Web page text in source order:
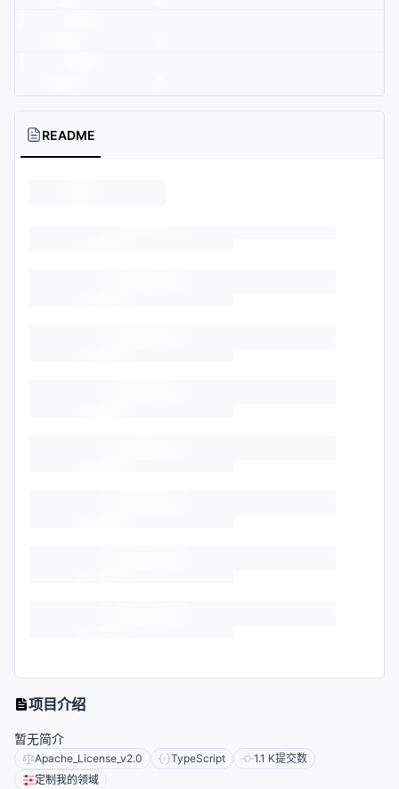
README
项目介绍
暂无简介
Apache_License_v2.0 TypeScript 1.1 K提交数
定制我的领域